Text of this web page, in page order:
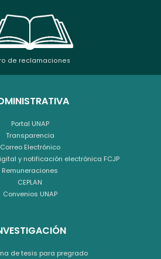
de reclamaciones
Portal UNAP
Transparencia
Correo Electrónico
y notificación electrónica FCJP
Remuneraciones
CEPLAN
Convenios UNAP
de tesis para pregrado